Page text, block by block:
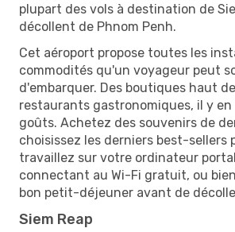
plupart des vols à destination de
décollent de Phnom Penh.
Cet aéroport propose toutes les
commodités qu'un voyageur peut
d'embarquer. Des boutiques haut
restaurants gastronomiques, il y en
goûts. Achetez des souvenirs de
choisissez les derniers best-sellers
travaillez sur votre ordinateur
connectant au Wi-Fi gratuit, ou
bon petit-déjeuner avant de
Siem Reap